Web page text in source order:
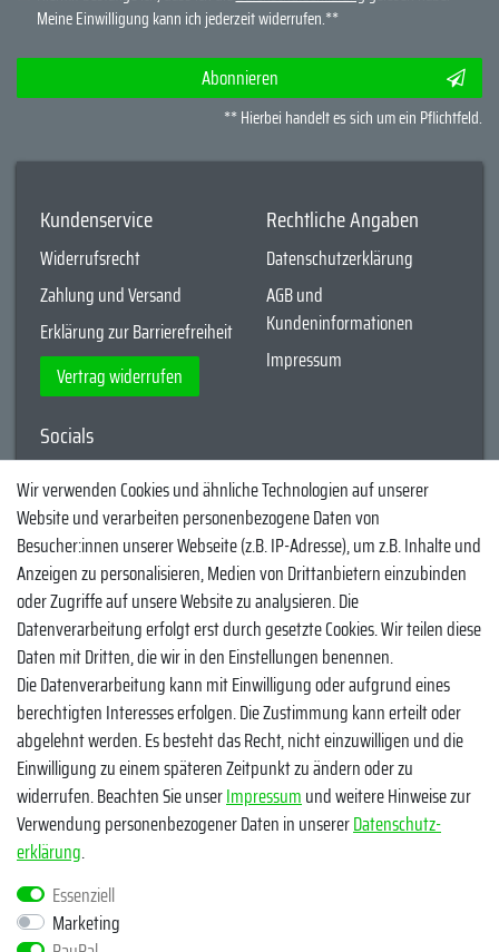
Meine Einwilligung kann ich jederzeit widerrufen.**
Abonnieren
** Hierbei handelt es sich um ein Pflichtfeld.
Kundenservice
Widerrufsrecht
Zahlung und Versand
Erklärung zur Barrierefreiheit
Vertrag widerrufen
Rechtliche Angaben
Datenschutzerklärung
AGB und
Kundeninformationen
Impressum
Socials
YouTube
Facebook
Instagram
TikTok
Zahlungsmethoden
Egal ob Barsch, Hecht, Zander und Co. - Riverfighters ist der
Shop für Raubfischangler - Von Anglern für Angler
* Alle Preise inklusive MwSt. zzgl. Versandkosten
Wir verwenden Cookies und ähnliche Technologien auf unserer
Website und verarbeiten personenbezogene Daten von
Besucher:innen unserer Webseite (z.B. IP-Adresse), um z.B. Inhalte und
Anzeigen zu personalisieren, Medien von Drittanbietern einzubinden
oder Zugriffe auf unsere Website zu analysieren. Die
Datenverarbeitung erfolgt erst durch gesetzte Cookies. Wir teilen diese
Daten mit Dritten, die wir in den Einstellungen benennen.
Die Datenverarbeitung kann mit Einwilligung oder aufgrund eines
berechtigten Interesses erfolgen. Die Zustimmung kann erteilt oder
abgelehnt werden. Es besteht das Recht, nicht einzuwilligen und die
Einwilligung zu einem späteren Zeitpunkt zu ändern oder zu
widerrufen. Beachten Sie unserImpressumund weitere Hinweise zur
Verwendung personenbezogener Daten in unsererDaten­schutz­
erklärung.
Essenziell
Marketing